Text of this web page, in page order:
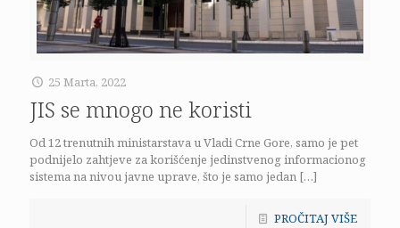
25 Marta, 2022
JIS se mnogo ne koristi
Od 12 trenutnih ministarstava u Vladi Crne Gore, samo je pet
podnijelo zahtjeve za korišćenje jedinstvenog informacionog
sistema na nivou javne uprave, što je samo jedan […]
PROČITAJ VIŠE